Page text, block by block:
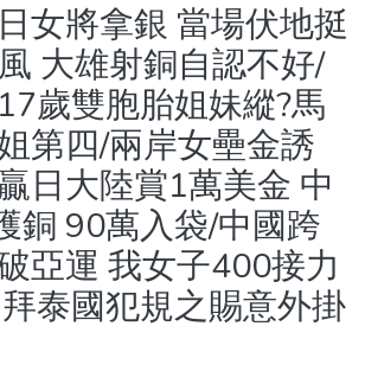
女將拿銀 當場伏地挺
大雄射銅自認不好/
歲雙胞胎姐妹縱?馬
第四/兩岸女壘金誘
日大陸賞1萬美金 中
銅 90萬入袋/中國跨
亞運 我女子400接力
泰國犯規之賜意外掛